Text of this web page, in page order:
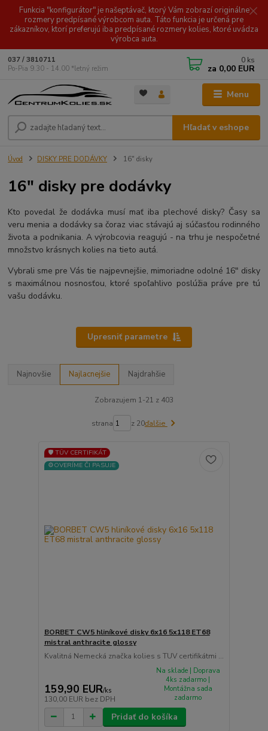
Funkcia "konfigurátor" je našeptávač, ktorý Vám zobrazí originálne
rozmery predpísané výrobcom auta. Táto funkcia je určená pre
zákazníkov, ktorí preferujú iba predpísané rozmery kolies, ktoré uvádza
výrobca auta.
Menu
Hľadať v eshope
037 / 3810711
Po-Pia 9.30 - 14.00 *letný režim
0 ks
za 0,00 EUR
Úvod DISKY PRE DODÁVKY 16" disky
16" disky pre dodávky
Kto povedal že dodávka musí mať iba plechové disky? Časy sa
veru menia a dodávky sa čoraz viac stávajú aj súčasťou rodinného
života a podnikania. A výrobcovia reagujú - na trhu je nespočetné
množstvo krásnych kolies na tieto autá.
Vybrali sme pre Vás tie najpevnejšie, mimoriadne odolné 16" disky
s maximálnou nosnosťou, ktoré spoľahlivo poslúžia práve pre tú
vašu dodávku.
Upresniť parametre
Najnovšie Najlacnejšie Najdrahšie
Zobrazujem 1-21 z 403
strana z 20ďalšie
🛡️ TÜV CERTIFIKÁT
⚙️OVERÍME ČI PASUJE
BORBET CW5 hliníkové disky 6x16 5x118 ET68
mistral anthracite glossy
Kvalitná Nemecká značka kolies s TUV certifikátmi ...
159,90 EUR/ks
130,00 EUR bez DPH
Na sklade | Doprava
4ks zadarmo |
Montážna sada
zadarmo
Pridať do košíka